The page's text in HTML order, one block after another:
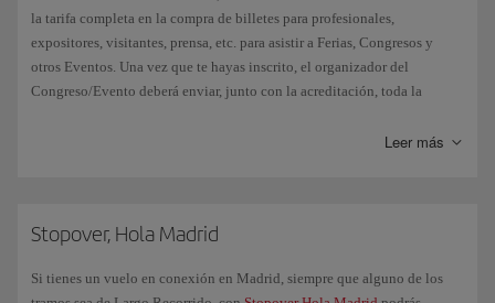
la tarifa completa en la compra de billetes para profesionales,
expositores, visitantes, prensa, etc. para asistir a Ferias, Congresos y
otros Eventos. Una vez que te hayas inscrito, el organizador del
Congreso/Evento deberá enviar, junto con la acreditación, toda la
Códigos de
Esta oferta es aplicable exclusivamente en vuelos cerrados (no
Leer más
Stopover, Hola Madrid
Si tienes un vuelo en conexión en Madrid, siempre que alguno de los